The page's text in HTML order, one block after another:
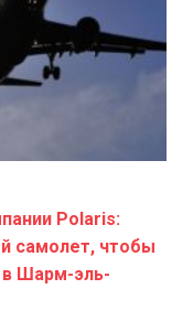
Polaris:
самолет, чтобы
Шарм-эль-